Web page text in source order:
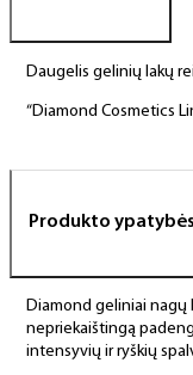
Daugelis gelinių lakų
“Diamond Cosmetics
Produkto ypatybės
Diamond geliniai nagų
nepriekaištingą
intensyvių ir ryškių